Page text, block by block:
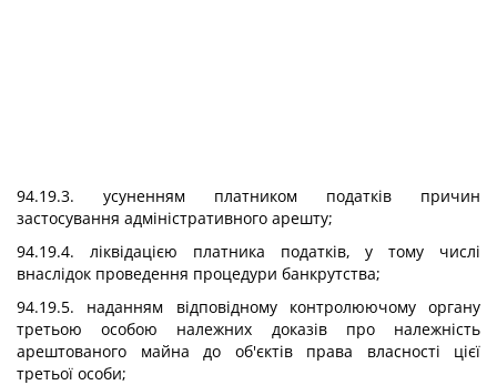
94.19.3. усуненням платником податків причин
застосування адміністративного арешту;
94.19.4. ліквідацією платника податків, у тому числі
внаслідок проведення процедури банкрутства;
94.19.5. наданням відповідному контролюючому органу
третьою особою належних доказів про належність
арештованого майна до об'єктів права власності цієї
третьої особи;